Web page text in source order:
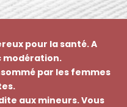
pour la santé. A
modération.
par les femmes
aux mineurs. Vous